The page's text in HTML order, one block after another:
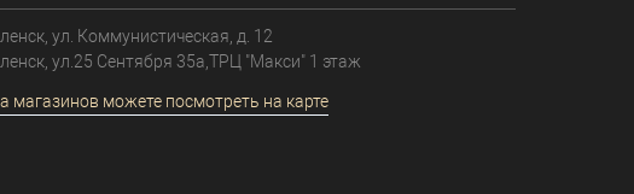
ул. Коммунистическая, д. 12
ул.25 Сентября 35а,ТРЦ "Макси" 1 этаж
магазинов можете посмотреть на карте